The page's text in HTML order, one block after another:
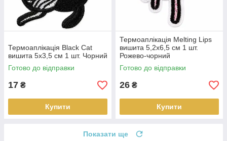
Термоаплікація Black Cat
вишита 5х3,5 см 1 шт. Чорний
Готово до відправки
17 ₴
Купити
Термоаплікація Melting Lips
вишита 5,2х6,5 см 1 шт.
Рожево-чорний
Готово до відправки
26 ₴
Купити
Показати ще